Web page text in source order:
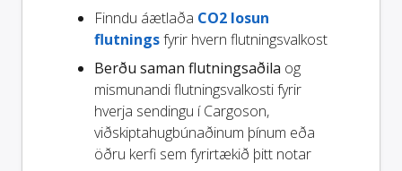
Finndu áætlaða CO2 losun
flutningsfyrir hvern flutningsvalkost
Berðu saman flutningsaðila og
mismunandi flutningsvalkosti fyrir
hverja sendingu í Cargoson,
viðskiptahugbúnaðinum þínum eða
öðru kerfi sem fyrirtækið þitt notar